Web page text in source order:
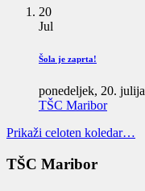
20
Jul
Šola je zaprta!
ponedeljek, 20. julija
TŠC Maribor
Prikaži celoten koledar…
TŠC Maribor